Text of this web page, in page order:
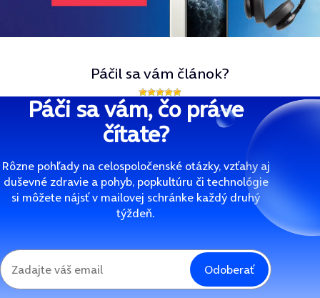
Páčil sa vám článok?
Páči sa vám, čo práve
čítate?
Rôzne pohľady na celospoločenské otázky, vzťahy aj
duševné zdravie a pohyb, popkultúru či technológie
si môžete nájsť v mailovej schránke každý druhý
týždeň.
Odoberať